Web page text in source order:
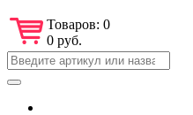
Товаров: 0
0 руб.